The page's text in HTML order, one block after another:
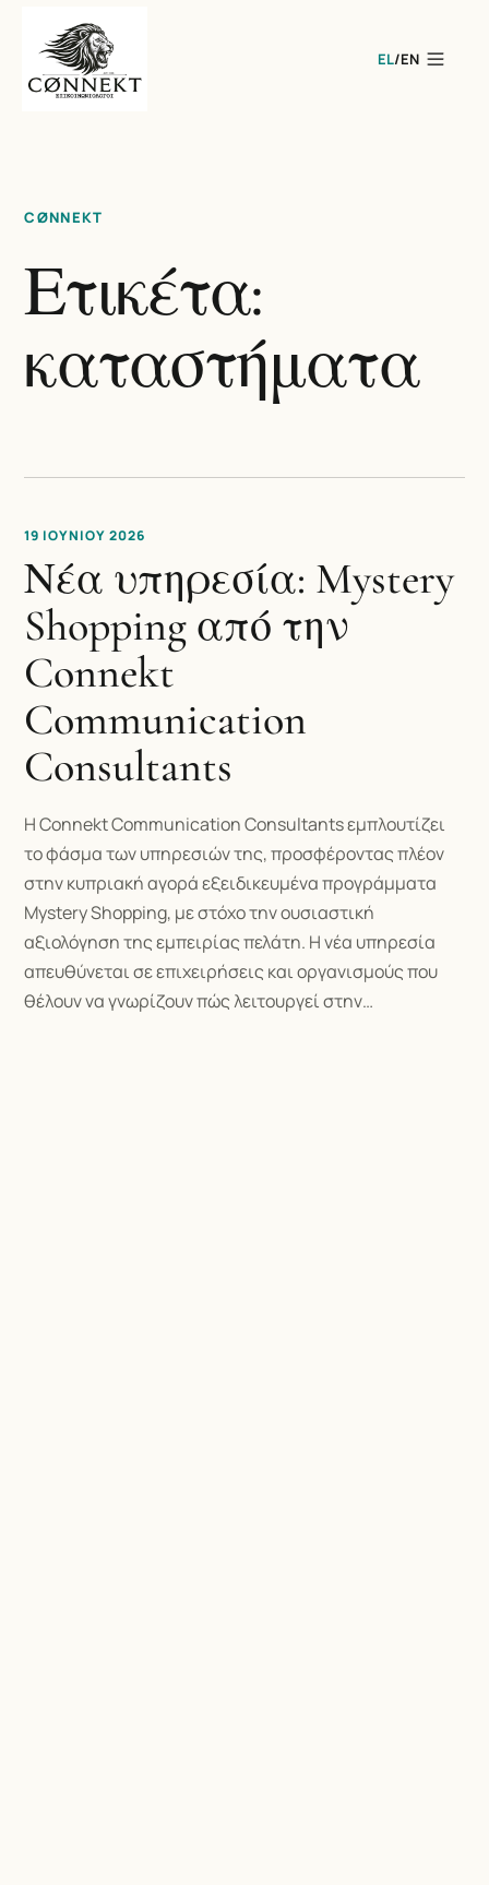
EL/EN
CØNNEKT
Ετικέτα:
καταστήματα
19 ΙΟΥΝΊΟΥ 2026
Νέα υπηρεσία: Mystery
Shopping από την
Connekt
Communication
Consultants
Η Connekt Communication Consultants εμπλουτίζει
το φάσμα των υπηρεσιών της, προσφέροντας πλέον
στην κυπριακή αγορά εξειδικευμένα προγράμματα
Mystery Shopping, με στόχο την ουσιαστική
αξιολόγηση της εμπειρίας πελάτη. Η νέα υπηρεσία
απευθύνεται σε επιχειρήσεις και οργανισμούς που
θέλουν να γνωρίζουν πώς λειτουργεί στην…